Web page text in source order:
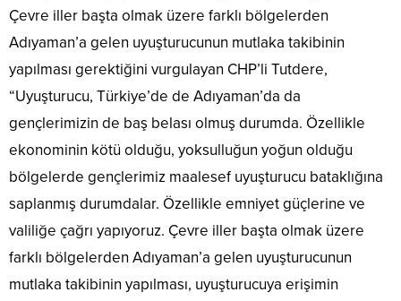
Çevre iller başta olmak üzere farklı bölgelerden
Adıyaman’a gelen uyuşturucunun mutlaka takibinin
yapılması gerektiğini vurgulayan CHP’li Tutdere,
“Uyuşturucu, Türkiye’de de Adıyaman’da da
gençlerimizin de baş belası olmuş durumda. Özellikle
ekonominin kötü olduğu, yoksulluğun yoğun olduğu
bölgelerde gençlerimiz maalesef uyuşturucu bataklığına
saplanmış durumdalar. Özellikle emniyet güçlerine ve
valiliğe çağrı yapıyoruz. Çevre iller başta olmak üzere
farklı bölgelerden Adıyaman’a gelen uyuşturucunun
mutlaka takibinin yapılması, uyuşturucuya erişimin